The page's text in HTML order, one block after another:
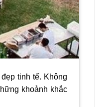
tinh tế. Không
khoảnh khắc